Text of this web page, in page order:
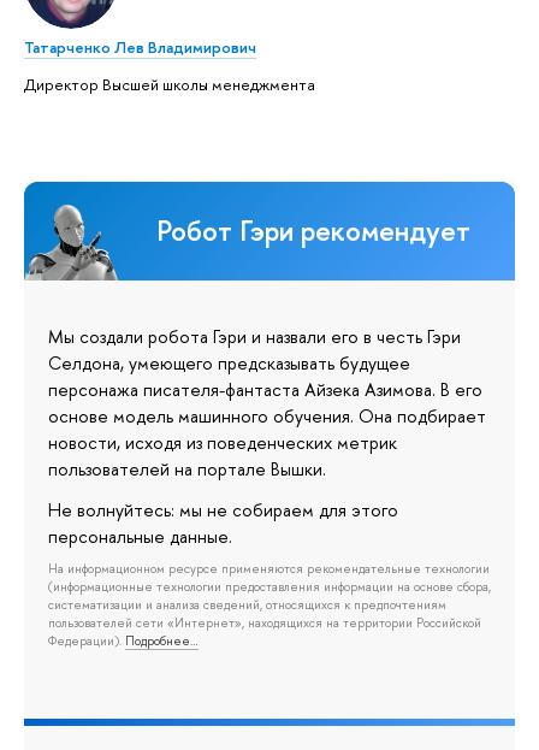
Татарченко Лев Владимирович
Директор Высшей школы менеджмента
Робот Гэри рекомендует
Мы создали робота Гэри и назвали его в честь Гэри
Селдона, умеющего предсказывать будущее
персонажа писателя-фантаста Айзека Азимова. В его
основе модель машинного обучения. Она подбирает
новости, исходя из поведенческих метрик
пользователей на портале Вышки.
Не волнуйтесь: мы не собираем для этого
персональные данные.
На информационном ресурсе применяются рекомендательные технологии
(информационные технологии предоставления информации на основе сбора,
систематизации и анализа сведений, относящихся к предпочтениям
пользователей сети «Интернет», находящихся на территории Российской
Федерации). Подробнее…